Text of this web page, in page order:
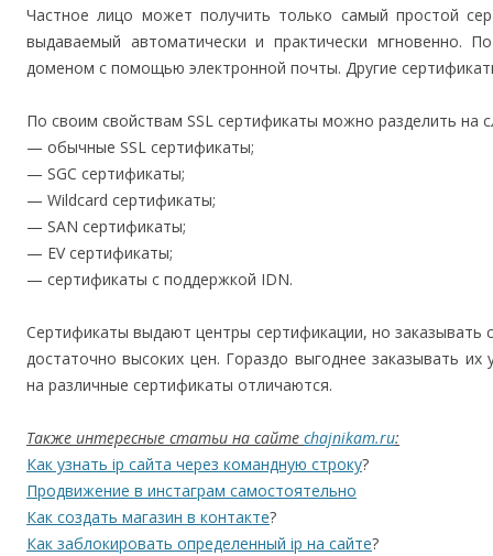
Частное лицо может получить только самый простой
выдаваемый автоматически и практически мгновенно.
доменом с помощью электронной почты. Другие
По своим свойствам SSL сертификаты можно разделить на
— обычные SSL сертификаты;
— SGC сертификаты;
— Wildcard сертификаты;
— SAN сертификаты;
— EV сертификаты;
— сертификаты c поддержкой IDN.
Сертификаты выдают центры сертификации, но заказывать
достаточно высоких цен. Гораздо выгоднее заказывать
на различные сертификаты отличаются.
Также интересные статьи на сайте chajnikam.ru:
Как узнать ip сайта через командную строку?
Продвижение в инстаграм самостоятельно
Как создать магазин в контакте?
Как заблокировать определенный ip на сайте?